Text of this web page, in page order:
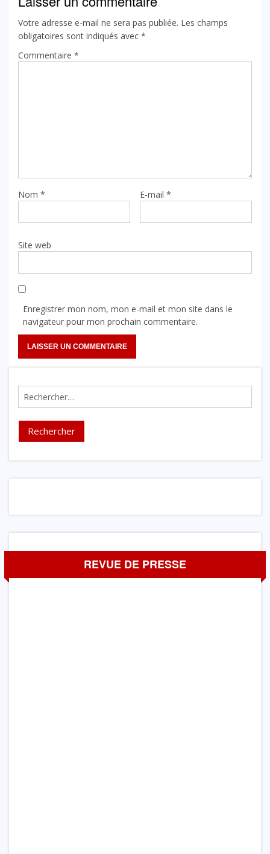
Votre adresse e-mail ne sera pas publiée. Les champs
obligatoires sont indiqués avec *
Commentaire *
Nom * E-mail *
Site web
Enregistrer mon nom, mon e-mail et mon site dans le
navigateur pour mon prochain commentaire.
Rechercher :
REVUE DE PRESSE